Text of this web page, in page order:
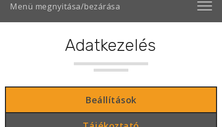
Menü megnyitása/bezárása
Adatkezelés
Beállítások